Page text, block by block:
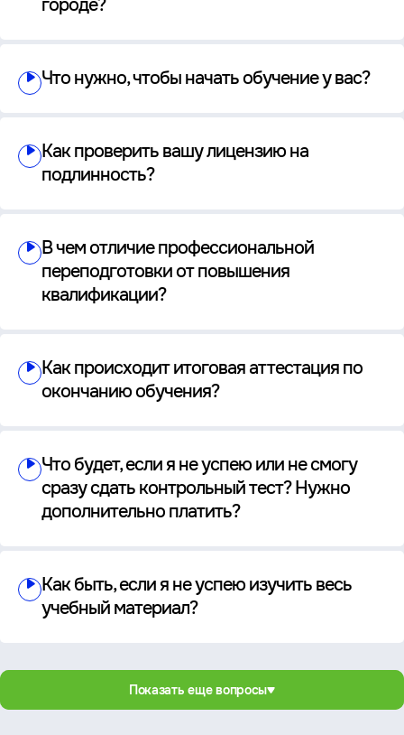
городе?
Что нужно, чтобы начать обучение у вас?
Как проверить вашу лицензию на
подлинность?
В чем отличие профессиональной
переподготовки от повышения
квалификации?
Как происходит итоговая аттестация по
окончанию обучения?
Что будет, если я не успею или не смогу
сразу сдать контрольный тест? Нужно
дополнительно платить?
Как быть, если я не успею изучить весь
учебный материал?
Показать еще вопросы